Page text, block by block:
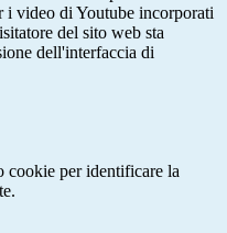
i video di Youtube incorporati
del sito web sta
dell'interfaccia di
cookie per identificare la